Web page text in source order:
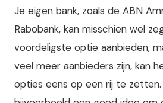
Je eigen bank, zoals de ABN
Rabobank, kan misschien wel
voordeligste optie aanbieden,
veel meer aanbieders zijn, kan
opties eens op een rij te